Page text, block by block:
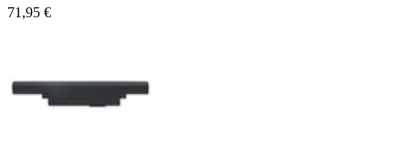
71,95 €